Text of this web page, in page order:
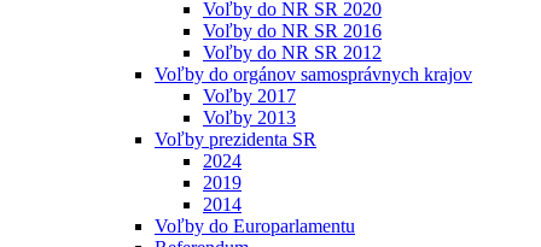
Voľby do NR SR 2020
Voľby do NR SR 2016
Voľby do NR SR 2012
Voľby do orgánov samosprávnych krajov
Voľby 2017
Voľby 2013
Voľby prezidenta SR
2024
2019
2014
Voľby do Europarlamentu